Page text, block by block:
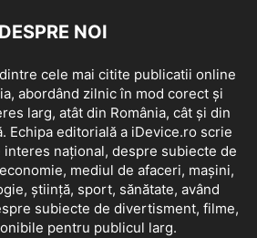
DESPRE NOI
cele mai citite publicatii online
abordând zilnic în mod corect și
larg, atât din România, cât și din
Echipa editorială a iDevice.ro scrie
național, despre subiecte de
mediul de afaceri, mașini,
știință, sport, sănătate, având
subiecte de divertisment, filme,
pentru publicul larg.